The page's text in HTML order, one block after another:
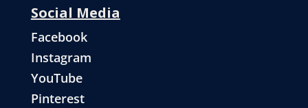
Social Media
Facebook
Instagram
YouTube
Pinterest